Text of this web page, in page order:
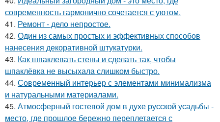
современность гармонично сочетается с уютом.
41. Ремонт - дело непростое.
42. Один из самых простых и эффективных способов
нанесения декоративной штукатурки.
43. Как шпаклевать стены и сделать так, чтобы
шпаклёвка не высыхала слишком быстро.
44. Современный интерьер с элементами минимализма
и натуральными материалами.
45. Атмосферный гостевой дом в духе русской усадьбы -
место, где прошлое бережно переплетается с